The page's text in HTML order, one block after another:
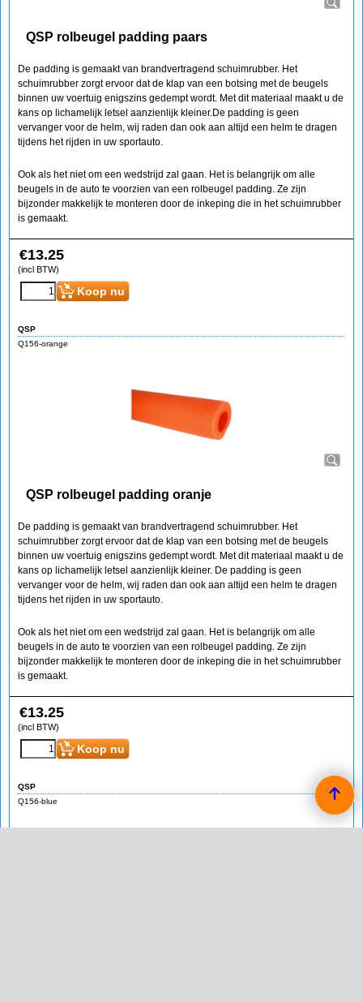
QSP rolbeugel padding paars
De padding is gemaakt van brandvertragend schuimrubber. Het
schuimrubber zorgt ervoor dat de klap van een botsing met de beugels
binnen uw voertuig enigszins gedempt wordt. Met dit materiaal maakt u de
kans op lichamelijk letsel aanzienlijk kleiner.De padding is geen
vervanger voor de helm, wij raden dan ook aan altijd een helm te dragen
tijdens het rijden in uw sportauto.
Ook als het niet om een wedstrijd zal gaan. Het is belangrijk om alle
beugels in de auto te voorzien van een rolbeugel padding. Ze zijn
bijzonder makkelijk te monteren door de inkeping die in het schuimrubber
is gemaakt.
€13.25
(incl BTW)
Koop nu
QSP
Q156-orange
QSP rolbeugel padding oranje
De padding is gemaakt van brandvertragend schuimrubber. Het
schuimrubber zorgt ervoor dat de klap van een botsing met de beugels
binnen uw voertuig enigszins gedempt wordt. Met dit materiaal maakt u de
kans op lichamelijk letsel aanzienlijk kleiner. De padding is geen
vervanger voor de helm, wij raden dan ook aan altijd een helm te dragen
tijdens het rijden in uw sportauto.
Ook als het niet om een wedstrijd zal gaan. Het is belangrijk om alle
beugels in de auto te voorzien van een rolbeugel padding. Ze zijn
bijzonder makkelijk te monteren door de inkeping die in het schuimrubber
is gemaakt.
€13.25
(incl BTW)
Koop nu
QSP
Q156-blue